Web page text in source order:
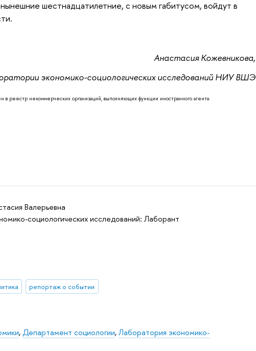
шестнадцатилетние, с новым габитусом, войдут в
Анастасия Кожевникова,
экономико-социологических исследований НИУ ВШЭ
реестр некоммерческих организаций, выполняющих функции иностранного агента.
Валерьевна
социологических исследований: Лаборант
репортаж о событии
,Департамент социологии,Лаборатория экономико-